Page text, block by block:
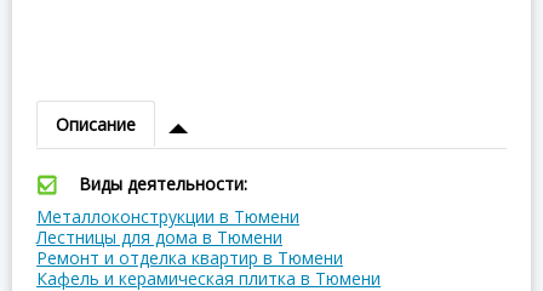
Описание
Виды деятельности:
Металлоконструкции в Тюмени
Лестницы для дома в Тюмени
Ремонт и отделка квартир в Тюмени
Кафель и керамическая плитка в Тюмени